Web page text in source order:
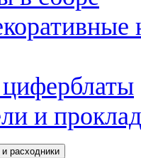
и
расходники